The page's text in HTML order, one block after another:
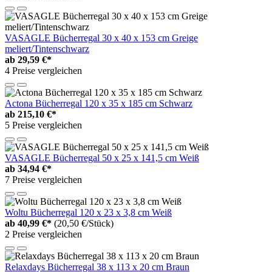
VASAGLE Bücherregal 30 x 40 x 153 cm Greige
meliert/Tintenschwarz
ab 29,59 €*
4 Preise vergleichen
Actona Bücherregal 120 x 35 x 185 cm Schwarz
ab 215,10 €*
5 Preise vergleichen
VASAGLE Bücherregal 50 x 25 x 141,5 cm Weiß
ab 34,94 €*
7 Preise vergleichen
Woltu Bücherregal 120 x 23 x 3,8 cm Weiß
ab 40,99 €* (20,50 €/Stück)
2 Preise vergleichen
Relaxdays Bücherregal 38 x 113 x 20 cm Braun